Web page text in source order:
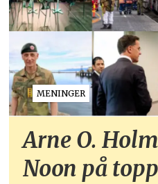
MENINGER
Arne O.
Noon på topp